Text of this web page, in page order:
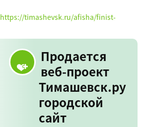
https://timashevsk.ru/afisha/finist-
Продается
веб-проект
Тимашевск.ру
городской
сайт